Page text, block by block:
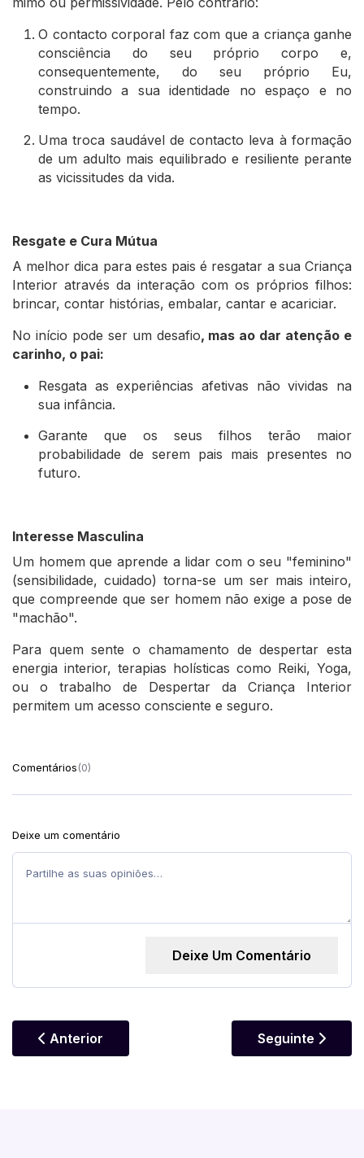
O contacto corporal faz com que a criança ganhe
consciência do seu próprio corpo e,
consequentemente, do seu próprio Eu,
construindo a sua identidade no espaço e no
tempo.
Uma troca saudável de contacto leva à formação
de um adulto mais equilibrado e resiliente perante
as vicissitudes da vida.
Resgate e Cura Mútua
A melhor dica para estes pais é resgatar a sua Criança
Interior através da interação com os próprios filhos:
brincar, contar histórias, embalar, cantar e acariciar.
No início pode ser um desafio, mas ao dar atenção e
carinho, o pai:
Resgata as experiências afetivas não vividas na
sua infância.
Garante que os seus filhos terão maior
probabilidade de serem pais mais presentes no
futuro.
Interesse Masculina
Um homem que aprende a lidar com o seu "feminino"
(sensibilidade, cuidado) torna-se um ser mais inteiro,
que compreende que ser homem não exige a pose de
"machão".
Para quem sente o chamamento de despertar esta
energia interior, terapias holísticas como Reiki, Yoga,
ou o trabalho de Despertar da Criança Interior
permitem um acesso consciente e seguro.
Comentários(0)
Deixe um comentário
Deixe Um Comentário
Artigo Anterior: Iyawó: A Jornada Do Iniciado Na
Anterior Artigo Seguinte:
Seguinte